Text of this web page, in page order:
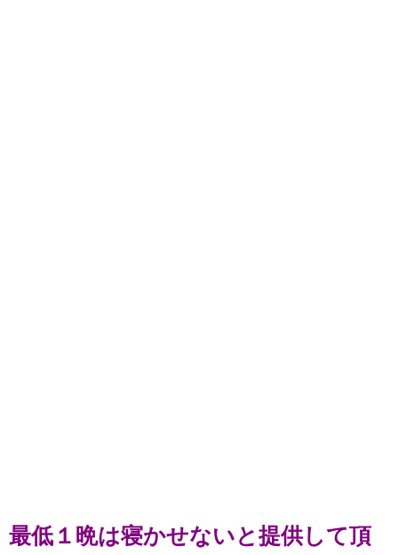
最低１晩は寝かせないと提供して頂